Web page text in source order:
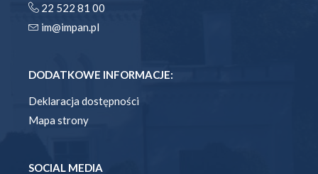
22 522 81 00
im@impan.pl
DODATKOWE INFORMACJE:
Deklaracja dostępności
Mapa strony
SOCIAL MEDIA